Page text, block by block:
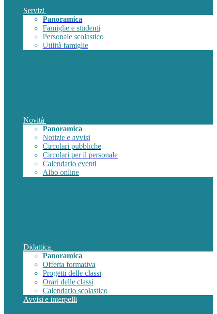
Servizi
Panoramica
Famiglie e studenti
Personale scolastico
Utilità famiglie
Novità
Panoramica
Notizie e avvisi
Circolari pubbliche
Circolari per il personale
Calendario eventi
Albo online
Didattica
Panoramica
Offerta formativa
Progetti delle classi
Orari delle classi
Calendario scolastico
Avvisi e interpelli